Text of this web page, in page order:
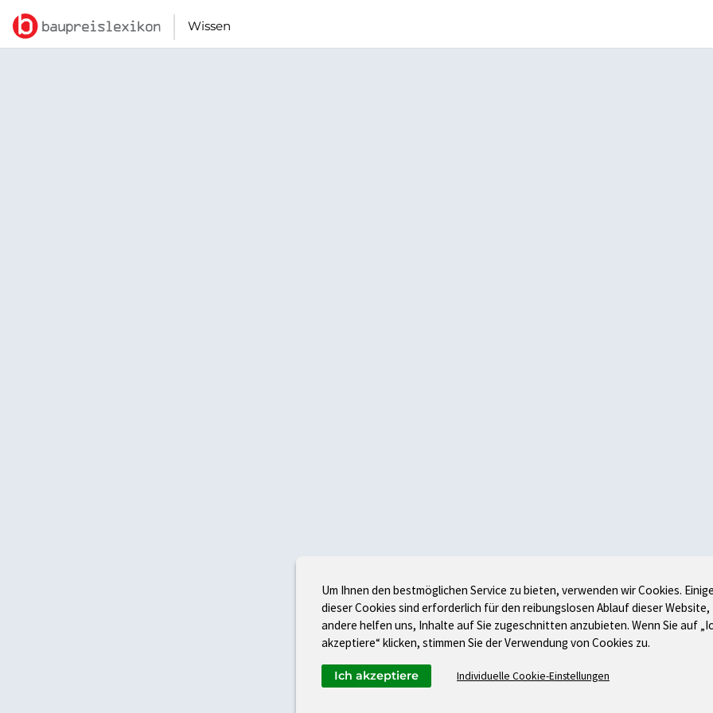
Wissen
Um Ihnen den bestmöglichen Service zu bieten, verwenden wir Cookies.
dieser Cookies sind erforderlich für den reibungslosen Ablauf dieser Website,
andere helfen uns, Inhalte auf Sie zugeschnitten anzubieten. Wenn Sie auf
akzeptiere“ klicken, stimmen Sie der Verwendung von Cookies zu.
Individuelle Cookie-Einstellungen
Ich akzeptiere